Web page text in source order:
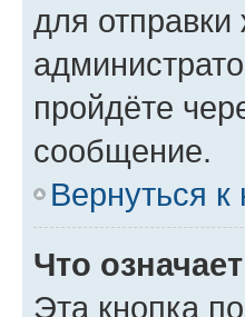
для
пройдёте
сообщение.
Вернуться к
Что
Эта кнопка